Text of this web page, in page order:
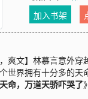
加入书架
，爽文】林慕言意外
世界拥有十分多的天
命，万道天骄吓哭了